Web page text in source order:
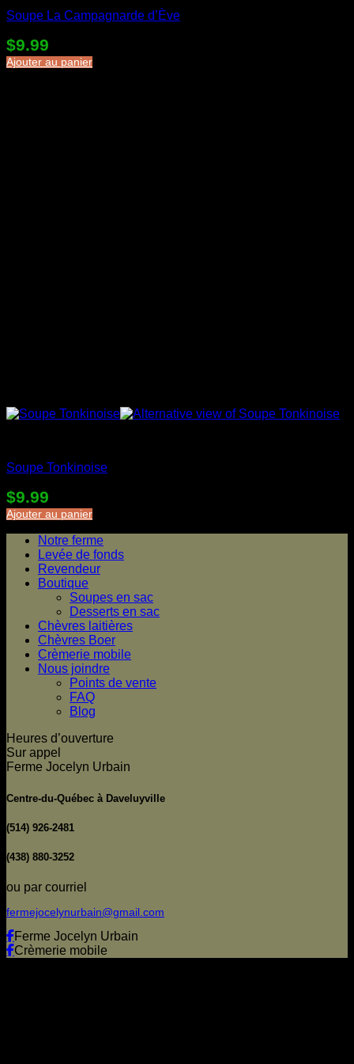
Soupe La Campagnarde d’Ève
$9.99
Ajouter au panier
Soupe Tonkinoise
$9.99
Ajouter au panier
Notre ferme
Levée de fonds
Revendeur
Boutique
Soupes en sac
Desserts en sac
Chèvres laitières
Chèvres Boer
Crèmerie mobile
Nous joindre
Points de vente
FAQ
Blog
Heures d’ouverture
Sur appel
Ferme Jocelyn Urbain
Centre-du-Québec à Daveluyville
(514) 926-2481
(438) 880-3252
ou par courriel
fermejocelynurbain@gmail.com
Ferme Jocelyn Urbain
Crèmerie mobile